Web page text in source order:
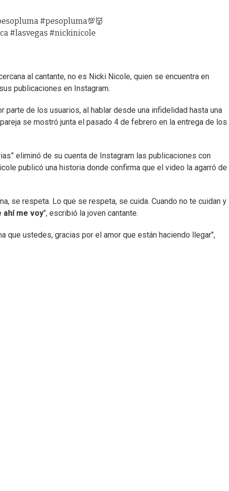
#pesopluma💯👹
#lasvegas #nickinicole
al cantante, no es Nicki Nicole, quien se encuentra en
publicaciones en Instagram.
de los usuarios, al hablar desde una infidelidad hasta una
se mostró junta el pasado 4 de febrero en la entrega de los
eliminó de su cuenta de Instagram las publicaciones con
publicó una historia donde confirma que el video la agarró de
se respeta. Lo que se respeta, se cuida. Cuando no te cuidan y
ahí me voy", escribió la joven cantante.
que ustedes, gracias por el amor que están haciendo llegar",